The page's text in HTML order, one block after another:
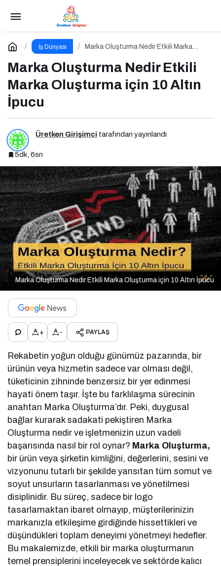
İş Dünyası
Marka Oluşturma Nedir Etkili Marka
Marka Oluşturma Nedir Etkili
Marka Oluşturma için 10 Altın
İpucu
Üretken Girişimci tarafından yayınlandı
5dk, 6sn
Marka Oluşturma Nedir Etkili Marka Oluşturma için 10 Altın İpucu
+ - PAYLAŞ
Rekabetin yoğun olduğu günümüz pazarında, bir
ürünün veya hizmetin sadece var olması değil,
tüketicinin zihninde benzersiz bir yer edinmesi
hayati önem taşır. İşte bu farklılaşma sürecinin
anahtarı Marka Oluşturma’dır. Peki, duygusal
bağlar kurarak sadakati pekiştiren Marka
Oluşturma nedir ve işletmenizin uzun vadeli
başarısında nasıl bir rol oynar? Marka Oluşturma,
bir ürün veya şirketin kimliğini, değerlerini, sesini ve
vizyonunu tutarlı bir şekilde yansıtan tüm somut ve
soyut unsurların tasarlanması ve yönetilmesi
disiplinidir. Bu süreç, sadece bir logo
tasarlamaktan ibaret olmayıp, müşterilerinizin
markanızla etkileşime girdiğinde hissettikleri ve
düşündükleri toplam deneyimi yönetmeyi hedefler.
Bu makalemizde, etkili bir marka oluşturmanın
temel prensiplerini inceleyecek ve sektörde kalıcı
E-İhracat Yönetimi Nedir Etkili E-İhracat
Yönetimi için 10 Altın İpucu
Yorum Yap